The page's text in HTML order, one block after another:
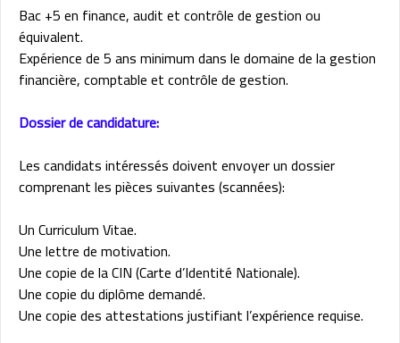
Bac +5 en finance, audit et contrôle de gestion ou
équivalent.
Expérience de 5 ans minimum dans le domaine de la gestion
financière, comptable et contrôle de gestion.
Dossier de candidature:
Les candidats intéressés doivent envoyer un dossier
comprenant les pièces suivantes (scannées):
Un Curriculum Vitae.
Une lettre de motivation.
Une copie de la CIN (Carte d’Identité Nationale).
Une copie du diplôme demandé.
Une copie des attestations justifiant l’expérience requise.